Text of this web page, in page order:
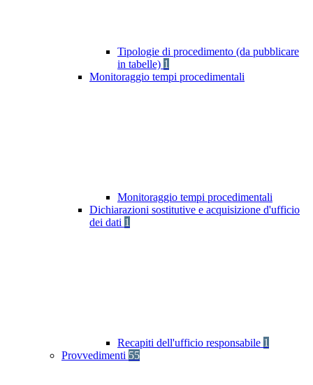
Tipologie di procedimento (da pubblicare
in tabelle) 1
Monitoraggio tempi procedimentali
Monitoraggio tempi procedimentali
Dichiarazioni sostitutive e acquisizione d'ufficio
dei dati 1
Recapiti dell'ufficio responsabile 1
Provvedimenti 55